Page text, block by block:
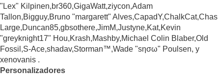
"Lex" Kilpinen,br360,GigaWatt,ziycon,Adam
Tallon,Bigguy,Bruno "margarett" Alves,CapadY,ChalkCat,Chas
Large,Duncan85,gbsothere,JimM,Justyne,Kat,Kevin
"greyknight17" Hou,Krash,Mashby,Michael Colin Blaber,Old
Fossil,S-Ace,shadav,Storman™,Wade "sησω" Poulsen, y
xenovanis .
Personalizadores